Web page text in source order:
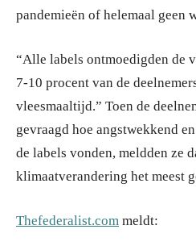
pandemieën of helemaal geen
“Alle labels ontmoedigden de
7-10 procent van de
vleesmaaltijd.” Toen de
gevraagd hoe angstwekkend
de labels vonden, meldden ze
klimaatverandering het meest
Thefederalist.com meldt: